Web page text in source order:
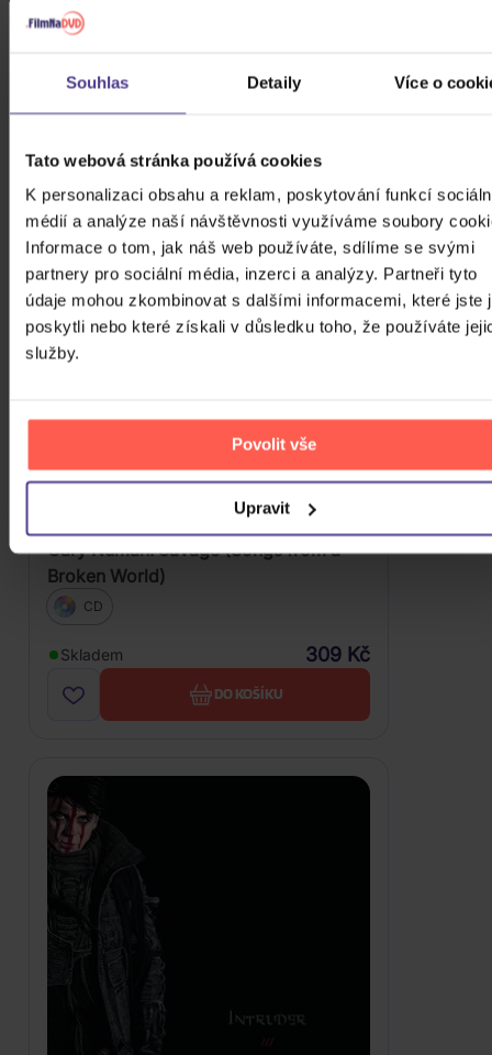
Souhlas Detaily Více o
Tato webová stránka používá cookies
K personalizaci obsahu a reklam, poskytování funkcí
médií a analýze naší návštěvnosti využíváme soubory
Informace o tom, jak náš web používáte, sdílíme se svými
partnery pro sociální média, inzerci a analýzy. Partneři tyto
údaje mohou zkombinovat s dalšími informacemi, které jste
poskytli nebo které získali v důsledku toho, že používáte
služby.
Povolit vše
Upravit
Numan Gary: A Perfect Circle
Skladem 1 249 Kč
Gary Numan: Savage (Songs from a
Broken World)
CD
Skladem 309 Kč
DO KOŠÍKU